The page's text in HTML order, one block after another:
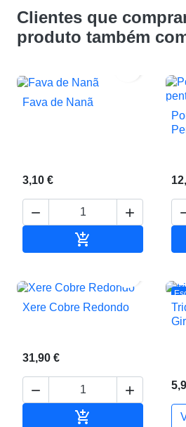
Clientes que
produto também
Fava de Nanã
3,10 €
 

Xere Cobre Redondo
31,90 €
 
 Adicionar ao